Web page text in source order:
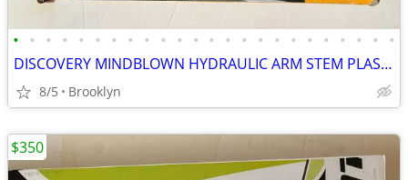
• • • • • • • • • • • • • • • • • • • • • • • •
DISCOVERY MINDBLOWN HYDRAULIC ARM STEM PLASTIC DIY BUILDING KIT SET
8/5 Brooklyn
$350